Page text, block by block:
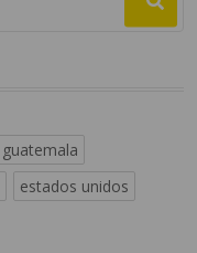
guatemala
estados unidos